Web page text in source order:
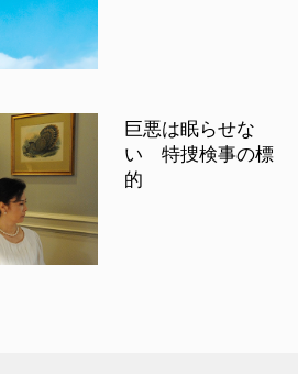
巨悪は眠らせな
い 特捜検事の標
的